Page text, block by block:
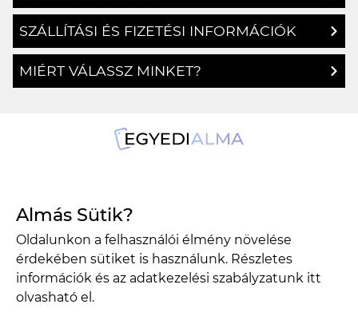
SZÁLLÍTÁSI ÉS FIZETÉSI INFORMÁCIÓK
MIÉRT VÁLASSZ MINKET?
info@egyedialma.hu
1134 Budapest, Angyalföldi út 25.
Almás Sütik?
Oldalunkon a felhasználói élmény növelése
érdekében sütiket is használunk. Részletes
információk és az adatkezelési szabályzatunk itt
olvasható el.